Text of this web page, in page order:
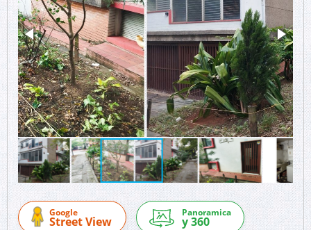
Google
Street View
Panoramica
y 360